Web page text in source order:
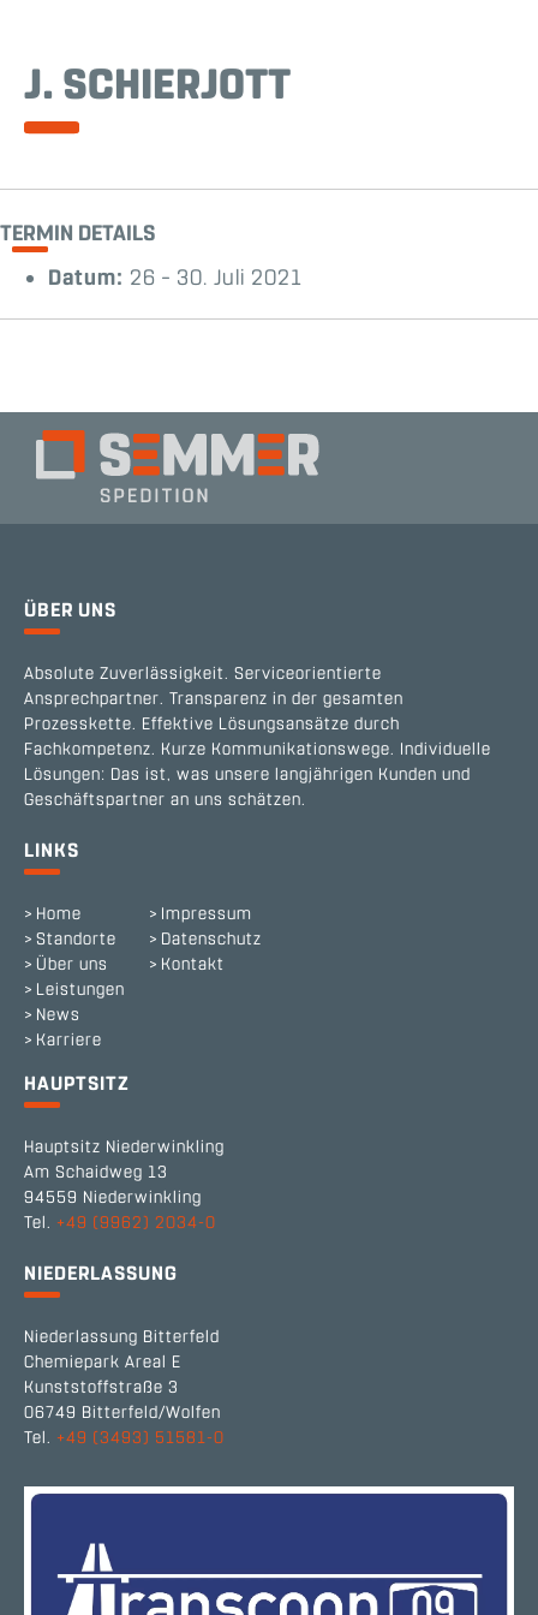
J. SCHIERJOTT
TERMIN DETAILS
Datum: 26 – 30. Juli 2021
ÜBER UNS
Absolute Zuverlässigkeit. Serviceorientierte
Ansprechpartner. Transparenz in der gesamten
Prozesskette. Effektive Lösungsansätze durch
Fachkompetenz. Kurze Kommunikationswege. Individuelle
Lösungen: Das ist, was unsere langjährigen Kunden und
Geschäftspartner an uns schätzen.
LINKS
Home
Standorte
Über uns
Leistungen
News
Karriere
Impressum
Datenschutz
Kontakt
HAUPTSITZ
Hauptsitz Niederwinkling
Am Schaidweg 13
94559 Niederwinkling
Tel. +49 (9962) 2034-0
NIEDERLASSUNG
Niederlassung Bitterfeld
Chemiepark Areal E
Kunststoffstraße 3
06749 Bitterfeld/Wolfen
Tel. +49 (3493) 51581-0